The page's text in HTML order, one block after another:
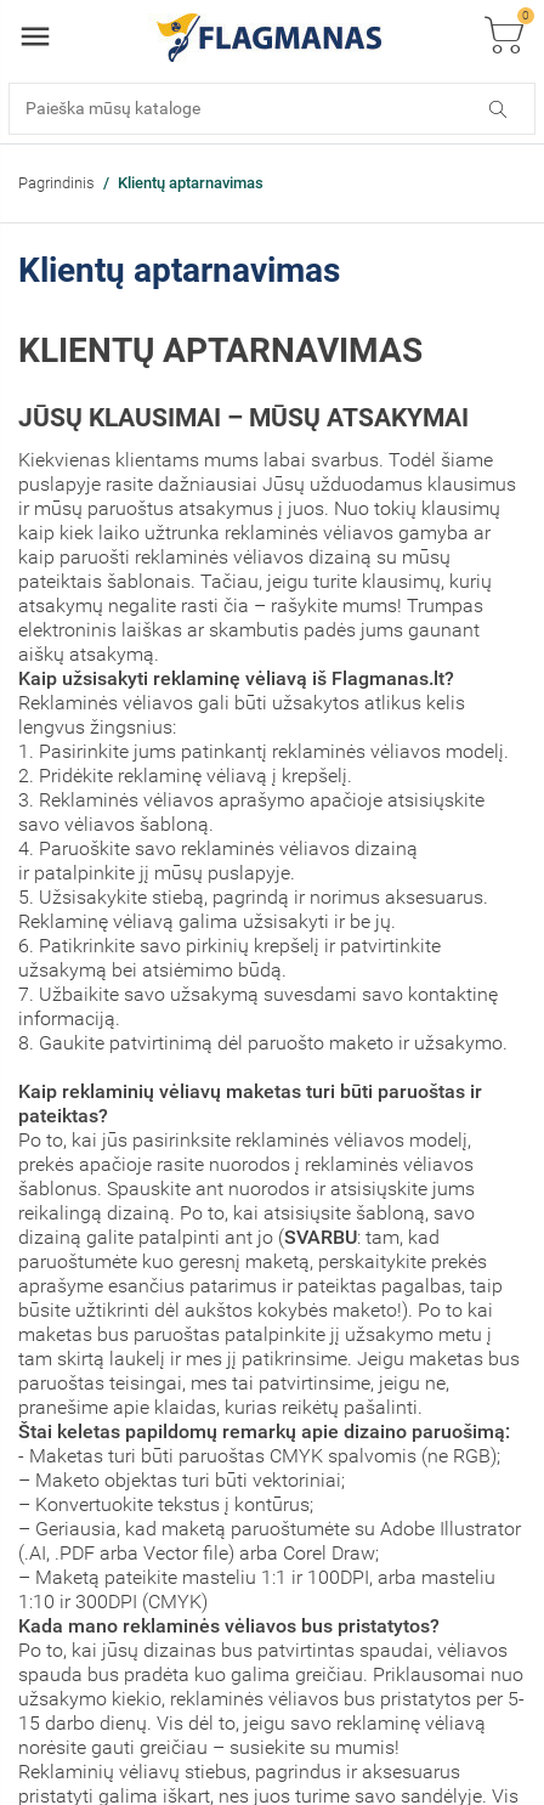
0
Pagrindinis Klientų aptarnavimas
Klientų aptarnavimas
KLIENTŲ APTARNAVIMAS
JŪSŲ KLAUSIMAI – MŪSŲ ATSAKYMAI
Kiekvienas klientams mums labai svarbus. Todėl šiame
puslapyje rasite dažniausiai Jūsų užduodamus klausimus
ir mūsų paruoštus atsakymus į juos. Nuo tokių klausimų
kaip kiek laiko užtrunka reklaminės vėliavos gamyba ar
kaip paruošti reklaminės vėliavos dizainą su mūsų
pateiktais šablonais. Tačiau, jeigu turite klausimų, kurių
atsakymų negalite rasti čia – rašykite mums! Trumpas
elektroninis laiškas ar skambutis padės jums gaunant
aiškų atsakymą.
Kaip užsisakyti reklaminę vėliavą iš Flagmanas.lt?
Reklaminės vėliavos gali būti užsakytos atlikus kelis
lengvus žingsnius:
1. Pasirinkite jums patinkantį reklaminės vėliavos modelį.
2. Pridėkite reklaminę vėliavą į krepšelį.
3. Reklaminės vėliavos aprašymo apačioje atsisiųskite
savo vėliavos šabloną.
4. Paruoškite savo reklaminės vėliavos dizainą
ir patalpinkite jį mūsų puslapyje.
5. Užsisakykite stiebą, pagrindą ir norimus aksesuarus.
Reklaminę vėliavą galima užsisakyti ir be jų.
6. Patikrinkite savo pirkinių krepšelį ir patvirtinkite
užsakymą bei atsiėmimo būdą.
7. Užbaikite savo užsakymą suvesdami savo kontaktinę
informaciją.
8. Gaukite patvirtinimą dėl paruošto maketo ir užsakymo.
Kaip reklaminių vėliavų maketas turi būti paruoštas ir
pateiktas?
Po to, kai jūs pasirinksite reklaminės vėliavos modelį,
prekės apačioje rasite nuorodos į reklaminės vėliavos
šablonus. Spauskite ant nuorodos ir atsisiųskite jums
reikalingą dizainą. Po to, kai atsisiųsite šabloną, savo
dizainą galite patalpinti ant jo (SVARBU: tam, kad
paruoštumėte kuo geresnį maketą, perskaitykite prekės
aprašyme esančius patarimus ir pateiktas pagalbas, taip
būsite užtikrinti dėl aukštos kokybės maketo!). Po to kai
maketas bus paruoštas patalpinkite jį užsakymo metu į
tam skirtą laukelį ir mes jį patikrinsime. Jeigu maketas bus
paruoštas teisingai, mes tai patvirtinsime, jeigu ne,
pranešime apie klaidas, kurias reikėtų pašalinti.
Štai keletas papildomų remarkų apie dizaino paruošimą:
- Maketas turi būti paruoštas CMYK spalvomis (ne RGB);
– Maketo objektas turi būti vektoriniai;
– Konvertuokite tekstus į kontūrus;
– Geriausia, kad maketą paruoštumėte su Adobe Illustrator
(.AI, .PDF arba Vector file) arba Corel Draw;
– Maketą pateikite masteliu 1:1 ir 100DPI, arba masteliu
1:10 ir 300DPI (CMYK)
Kada mano reklaminės vėliavos bus pristatytos?
Po to, kai jūsų dizainas bus patvirtintas spaudai, vėliavos
spauda bus pradėta kuo galima greičiau. Priklausomai nuo
užsakymo kiekio, reklaminės vėliavos bus pristatytos per 5-
15 darbo dienų. Vis dėl to, jeigu savo reklaminę vėliavą
norėsite gauti greičiau – susiekite su mumis!
Reklaminių vėliavų stiebus, pagrindus ir aksesuarus
pristatyti galima iškart, nes juos turime savo sandėlyje. Vis